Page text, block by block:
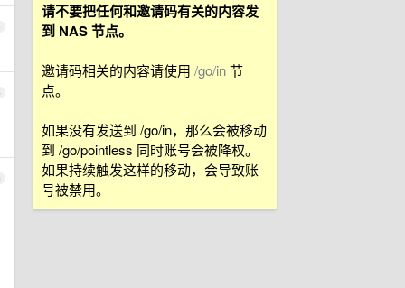
请不要把任何和邀请码有关的内容发
到 NAS 节点。
邀请码相关的内容请使用 /go/in节
点。
如果没有发送到 /go/in，那么会被移动
到 /go/pointless 同时账号会被降权。
如果持续触发这样的移动，会导致账
号被禁用。